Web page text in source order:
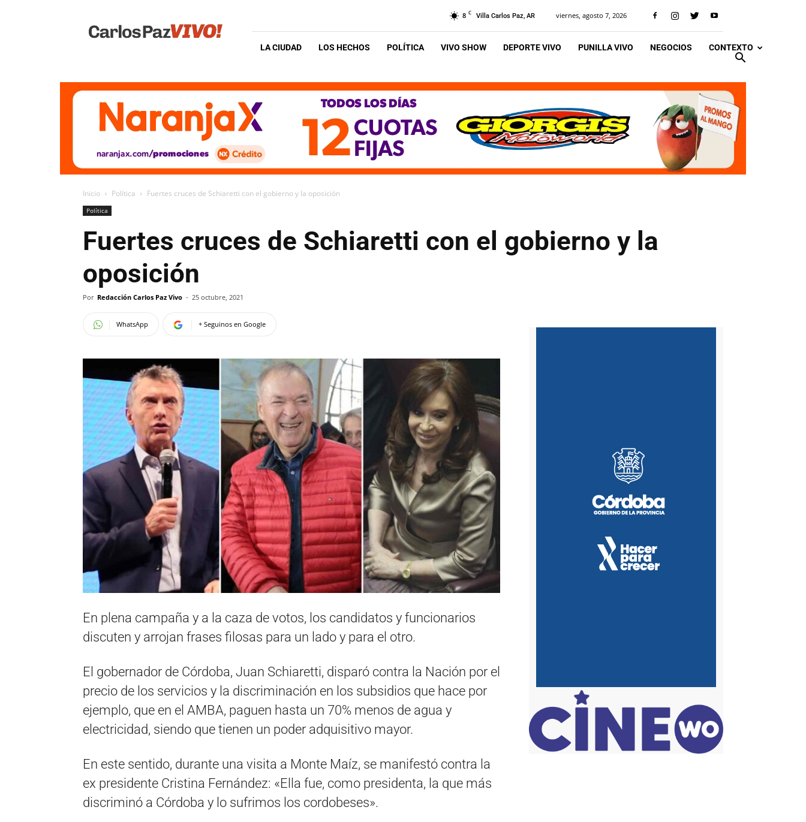
Vivo
8 C Villa Carlos Paz, AR viernes, agosto 7, 2026
LA CIUDAD LOS HECHOS POLÍTICA VIVO SHOW DEPORTE VIVO PUNILLA VIVO NEGOCIOS CONTEXTO
Inicio Política Fuertes cruces de Schiaretti con el gobierno y la oposición
Política
Fuertes cruces de Schiaretti con el gobierno y la
oposición
Por Redacción Carlos Paz Vivo - 25 octubre, 2021
WhatsApp + Seguinos en Google
En plena campaña y a la caza de votos, los candidatos y funcionarios
discuten y arrojan frases filosas para un lado y para el otro.
El gobernador de Córdoba, Juan Schiaretti, disparó contra la Nación por el
precio de los servicios y la discriminación en los subsidios que hace por
ejemplo, que en el AMBA, paguen hasta un 70% menos de agua y
electricidad, siendo que tienen un poder adquisitivo mayor.
En este sentido, durante una visita a Monte Maíz, se manifestó contra la
ex presidente Cristina Fernández: «Ella fue, como presidenta, la que más
discriminó a Córdoba y lo sufrimos los cordobeses».